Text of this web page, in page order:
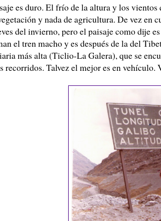
es duro. El frío de la altura y los
y nada de agricultura. De vez en
del invierno, pero el paisaje como dije
el tren macho y es después de la del
más alta (Ticlio-La Galera), que se
recorridos. Talvezel mejor es en vehículo.